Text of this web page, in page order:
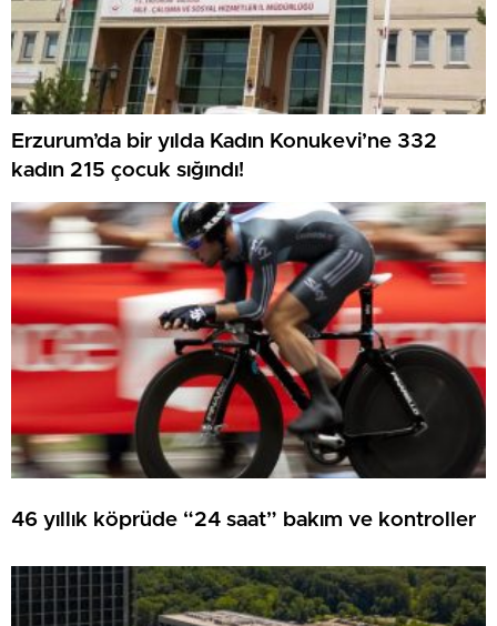
Erzurum’da bir yılda Kadın Konukevi’ne 332
kadın 215 çocuk sığındı!
46 yıllık köprüde “24 saat” bakım ve kontroller